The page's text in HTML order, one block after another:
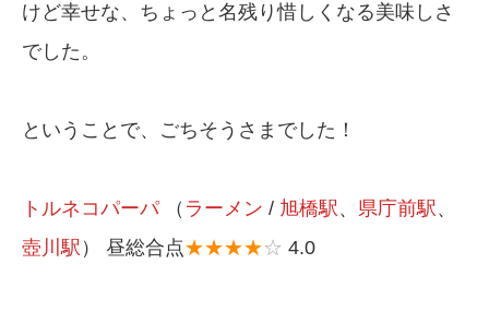
けど幸せな、ちょっと名残り惜しくなる美味しさ
でした。
ということで、ごちそうさまでした！
トルネコパーパ（ ラーメン / 旭橋駅、 県庁前駅、
壺川駅 ） 昼総合点★★★★☆ 4.0